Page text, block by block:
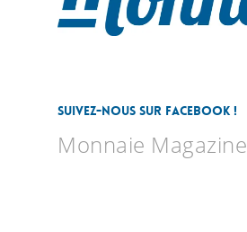
Suivez-nous sur Facebook !
Monnaie Magazine